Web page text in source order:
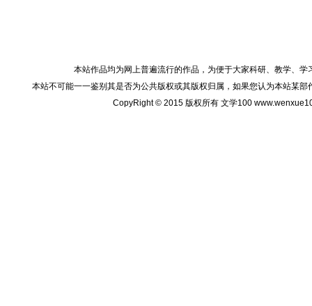
本站作品均为网上普遍流行的作品，为便于大家科研、教学、
本站不可能一一鉴别其是否为公共版权或其版权归属，如果您认为本站某
CopyRight © 2015 版权所有 文学100